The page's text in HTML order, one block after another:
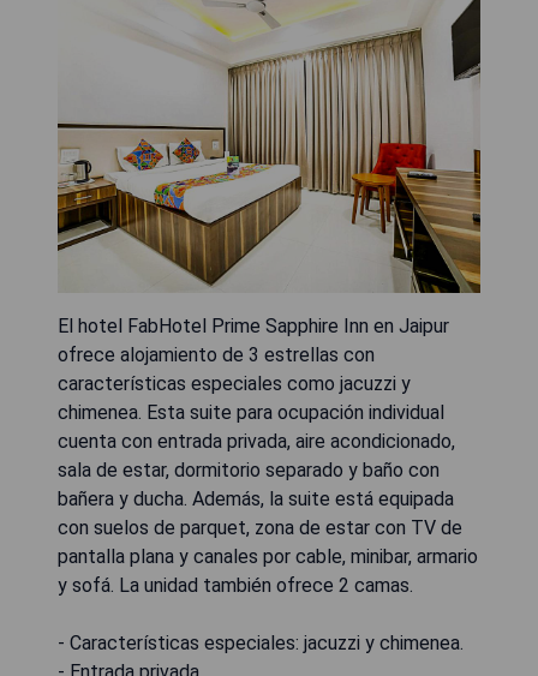
El hotel FabHotel Prime Sapphire Inn en Jaipur
ofrece alojamiento de 3 estrellas con
características especiales como jacuzzi y
chimenea. Esta suite para ocupación individual
cuenta con entrada privada, aire acondicionado,
sala de estar, dormitorio separado y baño con
bañera y ducha. Además, la suite está equipada
con suelos de parquet, zona de estar con TV de
pantalla plana y canales por cable, minibar, armario
y sofá. La unidad también ofrece 2 camas.
- Características especiales: jacuzzi y chimenea.